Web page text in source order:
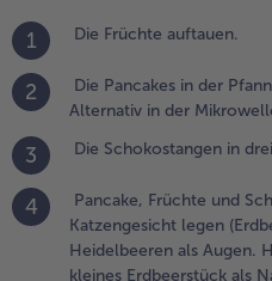
+
als
Halbe
kleines
als
1 Die Früchte auftauen.
2
Die Pancakes in der
Alternativ in der
3 Die Schokostangen in
4
Pancake, Früchte und
Katzengesicht legen
Heidelbeeren als Augen.
kleines Erdbeerstück als